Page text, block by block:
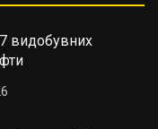
видобувних